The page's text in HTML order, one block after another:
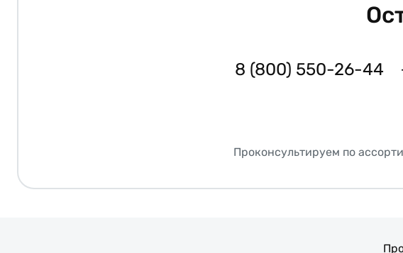
8 (800) 550-26-44
Проконсультируем по